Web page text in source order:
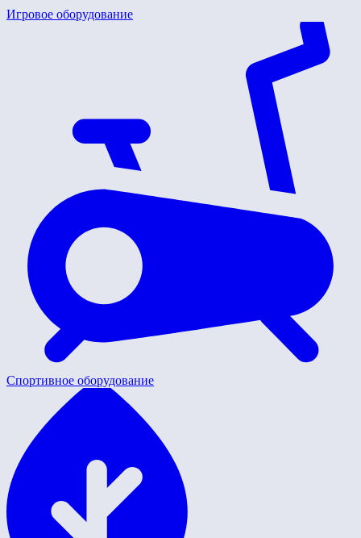
Игровое оборудование
Спортивное оборудование